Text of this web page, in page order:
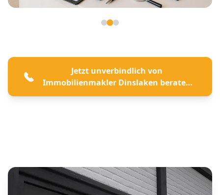
Jetzt unverbindlich von
Immobilienmakler Dinslaken beraten
lassen